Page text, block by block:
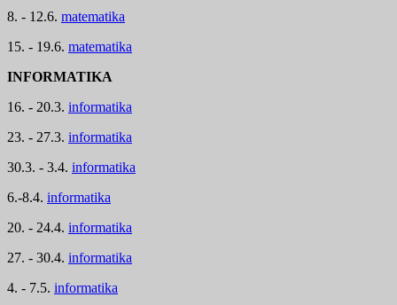
8. - 12.6. matematika
15. - 19.6. matematika
INFORMATIKA
16. - 20.3. informatika
23. - 27.3. informatika
30.3. - 3.4. informatika
6.-8.4. informatika
20. - 24.4. informatika
27. - 30.4. informatika
4. - 7.5. informatika